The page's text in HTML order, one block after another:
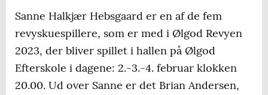
Sanne Halkjær Hebsgaard er en af de fem
revyskuespillere, som er med i Ølgod Revyen
2023, der bliver spillet i hallen på Ølgod
Efterskole i dagene: 2.-3.-4. februar klokken
20.00. Ud over Sanne er det Brian Andersen,